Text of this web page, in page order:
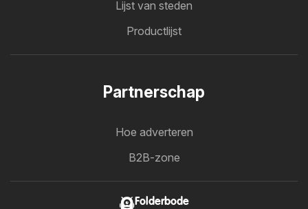
Lijst van steden
Productlijst
Partnerschap
Hoe adverteren
B2B-zone
Folderbode